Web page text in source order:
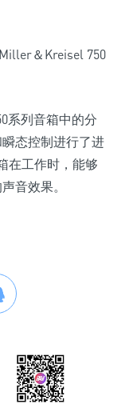
系列音箱中的分
态控制进行了进
在工作时，能够
音效果。